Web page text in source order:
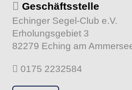
Geschäftsstelle
Echinger Segel-Club e.V.
Erholungsgebiet 3
82279 Eching am
0175 2232584